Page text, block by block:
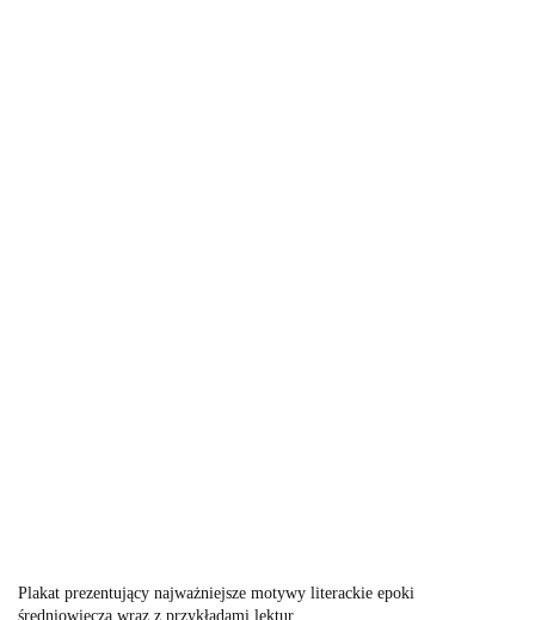
Plakat prezentujący najważniejsze motywy literackie epoki
średniowiecza wraz z przykładami lektur